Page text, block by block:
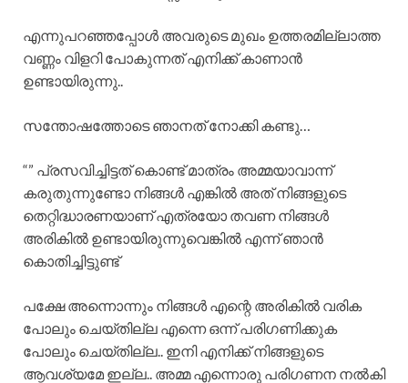
എന്നുപറഞ്ഞപ്പോൾ അവരുടെ മുഖം ഉത്തരമില്ലാത്ത
വണ്ണം വിളറി പോകുന്നത് എനിക്ക് കാണാൻ
ഉണ്ടായിരുന്നു..
സന്തോഷത്തോടെ ഞാനത് നോക്കി കണ്ടു…
“” പ്രസവിച്ചിട്ടത് കൊണ്ട് മാത്രം അമ്മയാവാന്ന്
കരുതുന്നുണ്ടോ നിങ്ങൾ എങ്കിൽ അത് നിങ്ങളുടെ
തെറ്റിദ്ധാരണയാണ് എത്രയോ തവണ നിങ്ങൾ
അരികിൽ ഉണ്ടായിരുന്നുവെങ്കിൽ എന്ന് ഞാൻ
കൊതിച്ചിട്ടുണ്ട്
പക്ഷേ അന്നൊന്നും നിങ്ങൾ എന്റെ അരികിൽ വരിക
പോലും ചെയ്തില്ല എന്നെ ഒന്ന് പരിഗണിക്കുക
പോലും ചെയ്തില്ല.. ഇനി എനിക്ക് നിങ്ങളുടെ
ആവശ്യമേ ഇല്ല.. അമ്മ എന്നൊരു പരിഗണന നൽകി